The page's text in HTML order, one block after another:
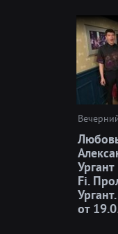
Fi.
от